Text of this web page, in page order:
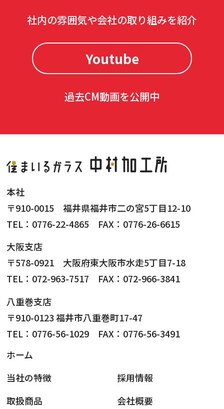
社内の雰囲気や会社の取り組みを紹介
Youtube
過去CM動画を公開中
本社
〒910-0015 福井県福井市二の宮5丁目12-10
TEL：0776-22-4865 FAX：0776-26-6615
大阪支店
〒578-0921 大阪府東大阪市水走5丁目7-18
TEL：072-963-7517 FAX：072-966-3841
八重巻支店
〒910-0123 福井市八重巻町17-47
TEL：0776-56-1029 FAX：0776-56-3491
ホーム
当社の特徴
取扱商品
採用情報
会社概要